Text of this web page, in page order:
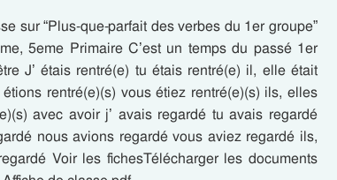
sur “Plus-que-parfait des verbes du 1er groupe”
5eme Primaire C’est un temps du passé 1er
J’ étais rentré(e) tu étais rentré(e) il, elle était
rentré(e)(s) vous étiez rentré(e)(s) ils, elles
avec avoir j’ avais regardé tu avais regardé
nous avions regardé vous aviez regardé ils,
Voir les fichesTélécharger les documents